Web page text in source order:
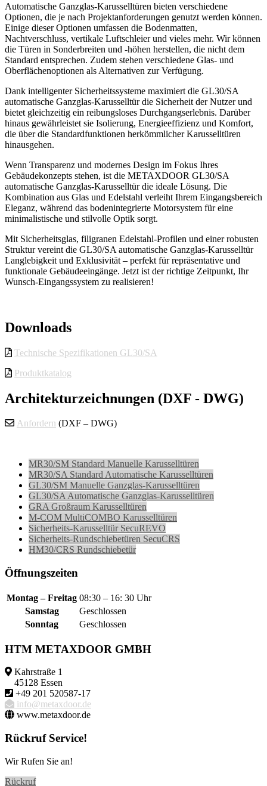
Automatische Ganzglas-Karusselltüren bieten verschiedene
Optionen, die je nach Projektanforderungen genutzt werden können.
Einige dieser Optionen umfassen die Bodenmatten,
Nachtverschluss, vertikale Luftschleier und vieles mehr. Wir können
die Türen in Sonderbreiten und -höhen herstellen, die nicht dem
Standard entsprechen. Zudem stehen verschiedene Glas- und
Oberflächenoptionen als Alternativen zur Verfügung.
Dank intelligenter Sicherheitssysteme maximiert die GL30/SA
automatische Ganzglas-Karusselltür die Sicherheit der Nutzer und
bietet gleichzeitig ein reibungsloses Durchgangserlebnis. Darüber
hinaus gewährleistet sie Isolierung, Energieeffizienz und Komfort,
die über die Standardfunktionen herkömmlicher Karusselltüren
hinausgehen.
Wenn Transparenz und modernes Design im Fokus Ihres
Gebäudekonzepts stehen, ist die METAXDOOR GL30/SA
automatische Ganzglas-Karusselltür die ideale Lösung. Die
Kombination aus Glas und Edelstahl verleiht Ihrem Eingangsbereich
Eleganz, während das bodenintegrierte Motorsystem für eine
minimalistische und stilvolle Optik sorgt.
Mit Sicherheitsglas, filigranen Edelstahl-Profilen und einer robusten
Struktur vereint die GL30/SA automatische Ganzglas-Karusselltür
Langlebigkeit und Exklusivität – perfekt für repräsentative und
funktionale Gebäudeeingänge. Jetzt ist der richtige Zeitpunkt, Ihr
Wunsch-Eingangssystem zu realisieren!
Downloads
Technische Spezifikationen GL30/SA
Produktkatalog
Architekturzeichnungen (DXF - DWG)
Anfordern (DXF – DWG)
MR30/SM Standard Manuelle Karusselltüren
MR30/SA Standard Automatische Karusselltüren
GL30/SM Manuelle Ganzglas-Karusselltüren
GL30/SA Automatische Ganzglas-Karusselltüren
GRA Großraum Karusselltüren
M-COM MultiCOMBO Karusselltüren
Sicherheits-Karusselltür SecuREVO
Sicherheits-Rundschiebetüren SecuCRS
HM30/CRS Rundschiebetür
Öffnungszeiten
Montag – Freitag 08:30 – 16: 30 Uhr
Samstag
Geschlossen
Sonntag
Geschlossen
HTM METAXDOOR GMBH
Kahrstraße 1
45128 Essen
+49 201 520587-17
info@metaxdoor.de
www.metaxdoor.de
Rückruf Service!
Wir Rufen Sie an!
Rückruf